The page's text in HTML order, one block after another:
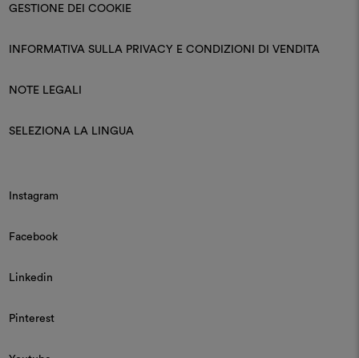
GESTIONE DEI COOKIE
INFORMATIVA SULLA PRIVACY E CONDIZIONI DI VENDITA
NOTE LEGALI
SELEZIONA LA LINGUA
Instagram
Facebook
Linkedin
Pinterest